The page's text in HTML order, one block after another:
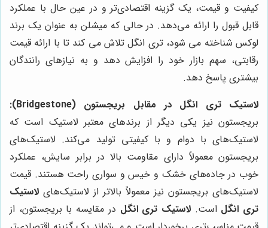
کیفیت و قیمت، یک گزینه اقتصادی‌تر و در عین حال با عملکرد
قابل قبول را ارائه می‌دهد. در حالی که میشلن به عنوان یک برند
لوکس شناخته می شود، تری انگل تلاش می کند تا با ارائه قیمت
رقابتی، سهم بازار خود را افزایش دهد و به نیازهای رانندگان
بیشتری پاسخ دهد.
لاستیک تری انگل در مقابل بریجستون (Bridgestone):
بریجستون نیز یکی دیگر از برندهای معتبر لاستیک است که
لاستیک‌های با دوام و با کیفیتی تولید می‌کند. لاستیک‌های
بریجستون معمولاً دارای مقاومت بالا در برابر سایش، عملکرد
خوب در جاده‌های خشک و خیس و سواری راحت هستند. قیمت
لاستیک‌های بریجستون نیز معمولاً بالاتر از لاستیک‌های لاستیک
تری انگل است.لاستیک تری انگل در مقایسه با بریجستون، از